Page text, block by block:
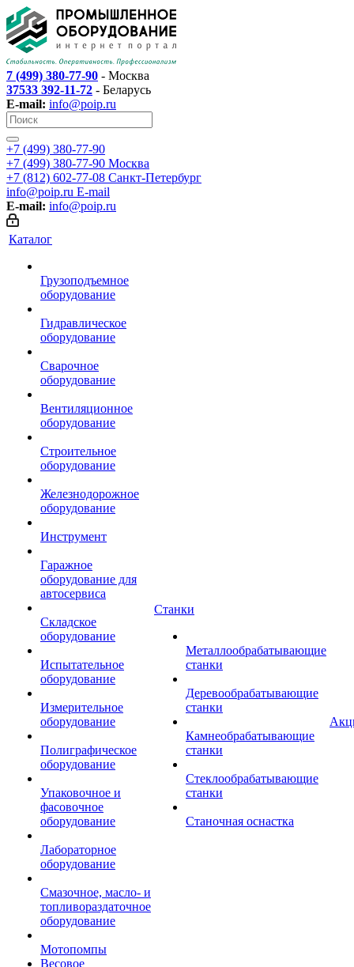
7 (499) 380-77-90 - Москва
37533 392-11-72 - Беларусь
E-mail: info@poip.ru
+7 (499) 380-77-90
+7 (499) 380-77-90 Москва
+7 (812) 602-77-08 Санкт-Петербург
info@poip.ru E-mail
E-mail: info@poip.ru
Каталог
Грузоподъемное
оборудование
Гидравлическое
оборудование
Сварочное
оборудование
Вентиляционное
оборудование
Строительное
оборудование
Железнодорожное
оборудование
Инструмент
Гаражное
оборудование для
автосервиса
Складское
оборудование
Испытательное
оборудование
Измерительное
оборудование
Полиграфическое
оборудование
Упаковочное и
фасовочное
оборудование
Лабораторное
оборудование
Смазочное, масло- и
топливораздаточное
оборудование
Мотопомпы
Весовое
Станки
Металлообрабатывающие
станки
Деревообрабатывающие
станки
Камнеобрабатывающие
станки
Стеклообрабатывающие
станки
Станочная оснастка